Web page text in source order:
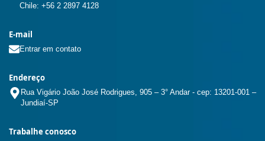
Chile: +56 2 2897 4128
E-mail
Entrar em contato
Endereço
Rua Vigário João José Rodrigues, 905 – 3° Andar - cep: 13201-001 –
Jundiaí-SP
Trabalhe conosco